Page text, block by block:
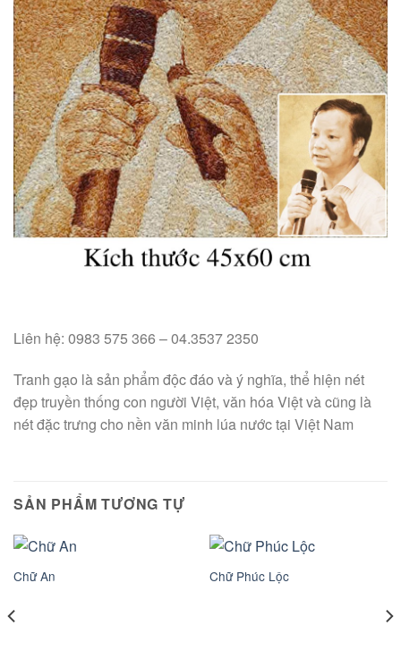
Liên hệ: 0983 575 366 – 04.3537 2350
Tranh gạo là sản phẩm độc đáo và ý nghĩa, thể hiện nét
đẹp truyền thống con người Việt, văn hóa Việt và cũng là
nét đặc trưng cho nền văn minh lúa nước tại Việt Nam
SẢN PHẨM TƯƠNG TỰ
Chữ An Chữ Phúc Lộc